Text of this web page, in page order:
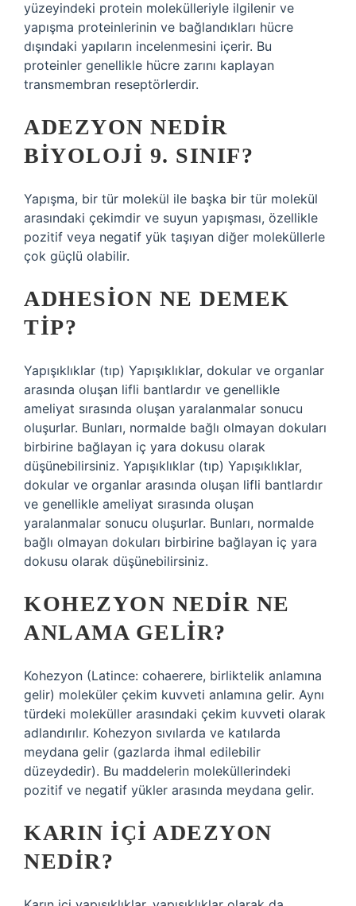
yüzeyindeki protein molekülleriyle ilgilenir ve
yapışma proteinlerinin ve bağlandıkları hücre
dışındaki yapıların incelenmesini içerir. Bu
proteinler genellikle hücre zarını kaplayan
transmembran reseptörlerdir.
ADEZYON NEDIR
BIYOLOJI 9. SINIF?
Yapışma, bir tür molekül ile başka bir tür molekül
arasındaki çekimdir ve suyun yapışması, özellikle
pozitif veya negatif yük taşıyan diğer moleküllerle
çok güçlü olabilir.
ADHESION NE DEMEK
TIP?
Yapışıklıklar (tıp) Yapışıklıklar, dokular ve organlar
arasında oluşan lifli bantlardır ve genellikle
ameliyat sırasında oluşan yaralanmalar sonucu
oluşurlar. Bunları, normalde bağlı olmayan dokuları
birbirine bağlayan iç yara dokusu olarak
düşünebilirsiniz. Yapışıklıklar (tıp) Yapışıklıklar,
dokular ve organlar arasında oluşan lifli bantlardır
ve genellikle ameliyat sırasında oluşan
yaralanmalar sonucu oluşurlar. Bunları, normalde
bağlı olmayan dokuları birbirine bağlayan iç yara
dokusu olarak düşünebilirsiniz.
KOHEZYON NEDIR NE
ANLAMA GELIR?
Kohezyon (Latince: cohaerere, birliktelik anlamına
gelir) moleküler çekim kuvveti anlamına gelir. Aynı
türdeki moleküller arasındaki çekim kuvveti olarak
adlandırılır. Kohezyon sıvılarda ve katılarda
meydana gelir (gazlarda ihmal edilebilir
düzeydedir). Bu maddelerin moleküllerindeki
pozitif ve negatif yükler arasında meydana gelir.
KARIN IÇI ADEZYON
NEDIR?